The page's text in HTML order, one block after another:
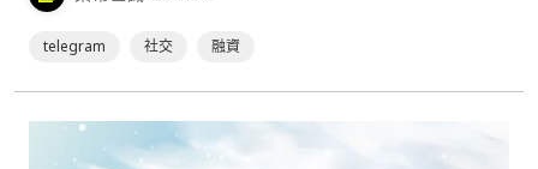
telegram 社交 融資